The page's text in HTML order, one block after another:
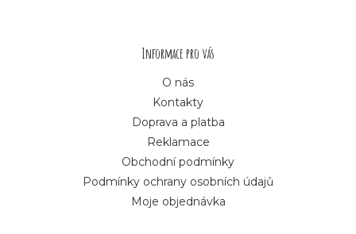
Informace pro vás
O nás
Kontakty
Doprava a platba
Reklamace
Obchodní podmínky
Podmínky ochrany osobních údajů
Moje objednávka